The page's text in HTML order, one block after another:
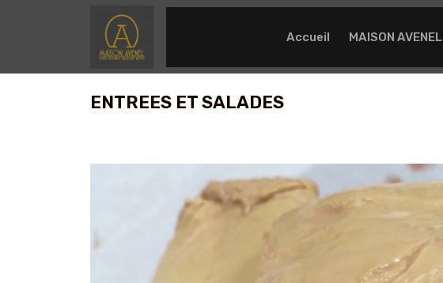
Accueil MAISON AVENEL
ENTREES ET SALADES